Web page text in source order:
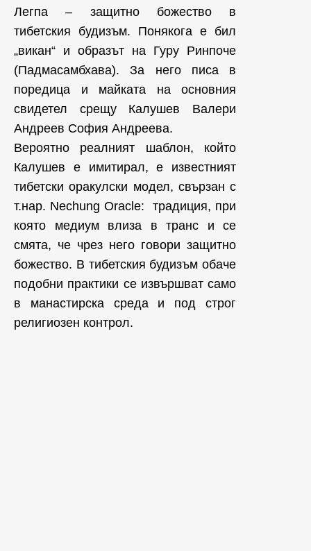
Легпа – защитно божество в
тибетския будизъм. Понякога е бил
„викан“ и образът на Гуру Ринпоче
(Падмасамбхава). За него писа в
поредица и майката на основния
свидетел срещу Калушев Валери
Андреев София Андреева.
Вероятно реалният шаблон, който
Калушев е имитирал, е известният
тибетски оракулски модел, свързан с
т.нар. Nechung Oracle: традиция, при
която медиум влиза в транс и се
смята, че чрез него говори защитно
божество. В тибетския будизъм обаче
подобни практики се извършват само
в манастирска среда и под строг
религиозен контрол.